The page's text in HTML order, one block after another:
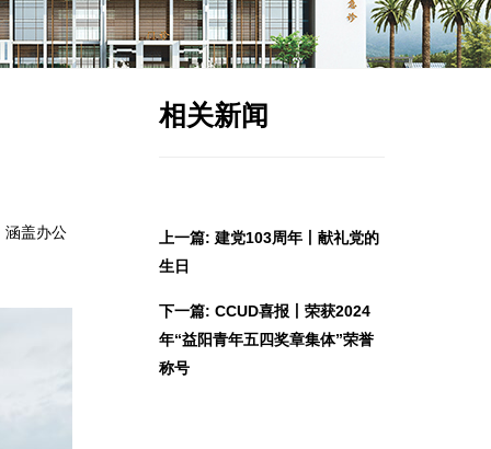
涵盖办公
相关新闻
上一篇: 建党103周年丨献礼党的
生日
下一篇: CCUD喜报丨荣获2024
年“益阳青年五四奖章集体”荣誉
称号